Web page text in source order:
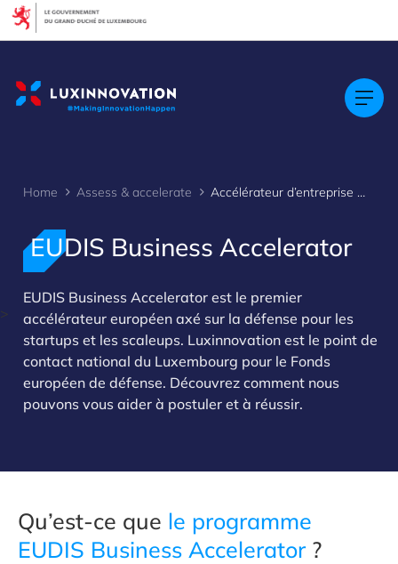
>
Home Assess & accelerate Accélérateur d’entreprise EUDIS
EUDIS Business Accelerator
EUDIS Business Accelerator est le premier
accélérateur européen axé sur la défense pour les
startups et les scaleups. Luxinnovation est le point de
contact national du Luxembourg pour le Fonds
européen de défense. Découvrez comment nous
pouvons vous aider à postuler et à réussir.
Qu’est-ce que le programme
EUDIS Business Accelerator?
Cookies management panel